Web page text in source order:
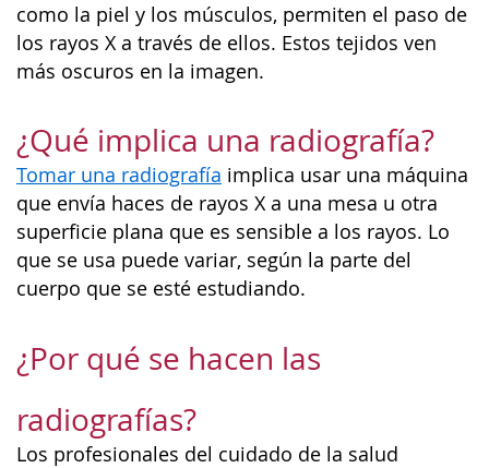
como la piel y los músculos, permiten el paso de
los rayos X a través de ellos. Estos tejidos ven
más oscuros en la imagen.
¿Qué implica una radiografía?
Tomar una radiografía implica usar una máquina
que envía haces de rayos X a una mesa u otra
superficie plana que es sensible a los rayos. Lo
que se usa puede variar, según la parte del
cuerpo que se esté estudiando.
¿Por qué se hacen las
radiografías?
Los profesionales del cuidado de la salud